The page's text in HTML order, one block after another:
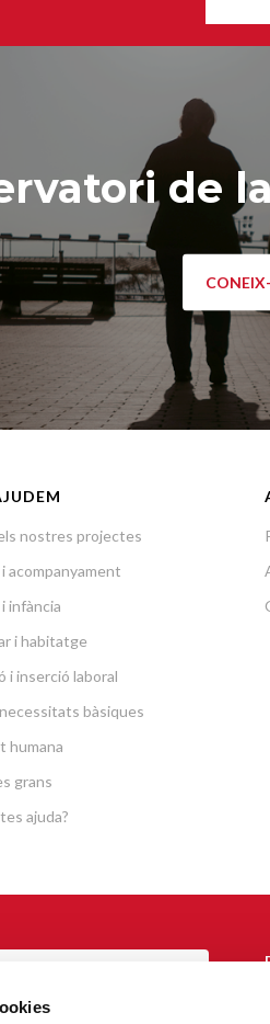
de
nostres projectes
acompanyament
infància
i habitatge
i inserció laboral
bàsiques
humana
grans
ajuda?